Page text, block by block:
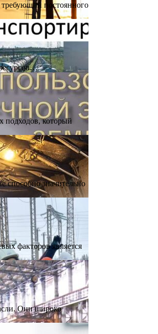
постоянного
подходов, который
способно значительно
факторов является
Они широко